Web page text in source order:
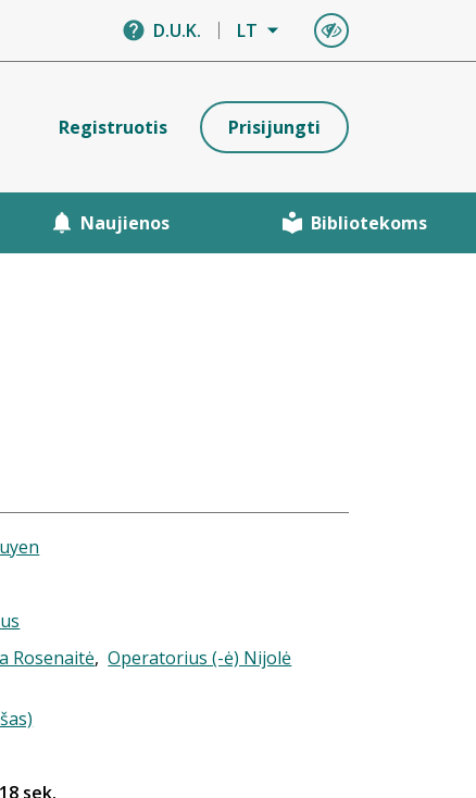
D.U.K. LT
Registruotis Prisijungti
Naujienos Bibliotekoms
Rosenaitė,Operatorius (-ė) Nijolė
sek.